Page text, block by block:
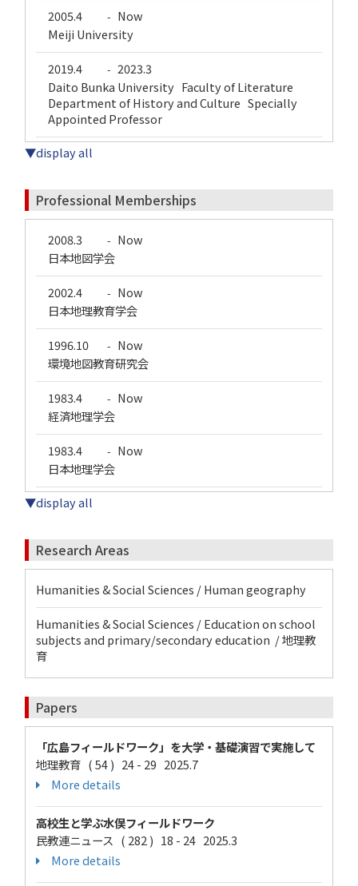
2005.4 - Now
Meiji University
2019.4 - 2023.3
Daito Bunka University Faculty of Literature
Department of History and Culture Specially
Appointed Professor
▼display all
Professional Memberships
2008.3 - Now
日本地図学会
2002.4 - Now
日本地理教育学会
1996.10 - Now
環境地図教育研究会
1983.4 - Now
経済地理学会
1983.4 - Now
日本地理学会
▼display all
Research Areas
Humanities & Social Sciences / Human geography
Humanities & Social Sciences / Education on school
subjects and primary/secondary education / 地理教
育
Papers
「広島フィールドワーク」を大学・基礎演習で実施して
地理教育 ( 54 ) 24 - 29 2025.7
More details
高校生と学ぶ水俣フィールドワーク
民教連ニュース ( 282 ) 18 - 24 2025.3
More details